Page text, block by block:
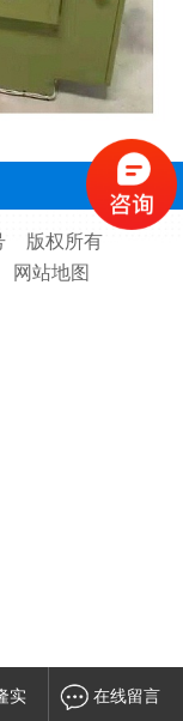
版权所有
网站地图
实 在线留言